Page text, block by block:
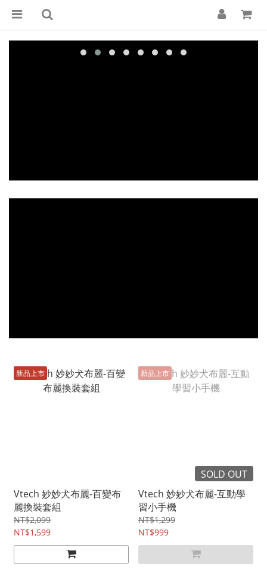
新品上市
Vtech 妙妙犬布麗-百變布
麗換裝套組
NT$2,099
NT$1,599
新品上市
SOLD OUT
Vtech 妙妙犬布麗-互動學
習小手機
NT$1,299
NT$999